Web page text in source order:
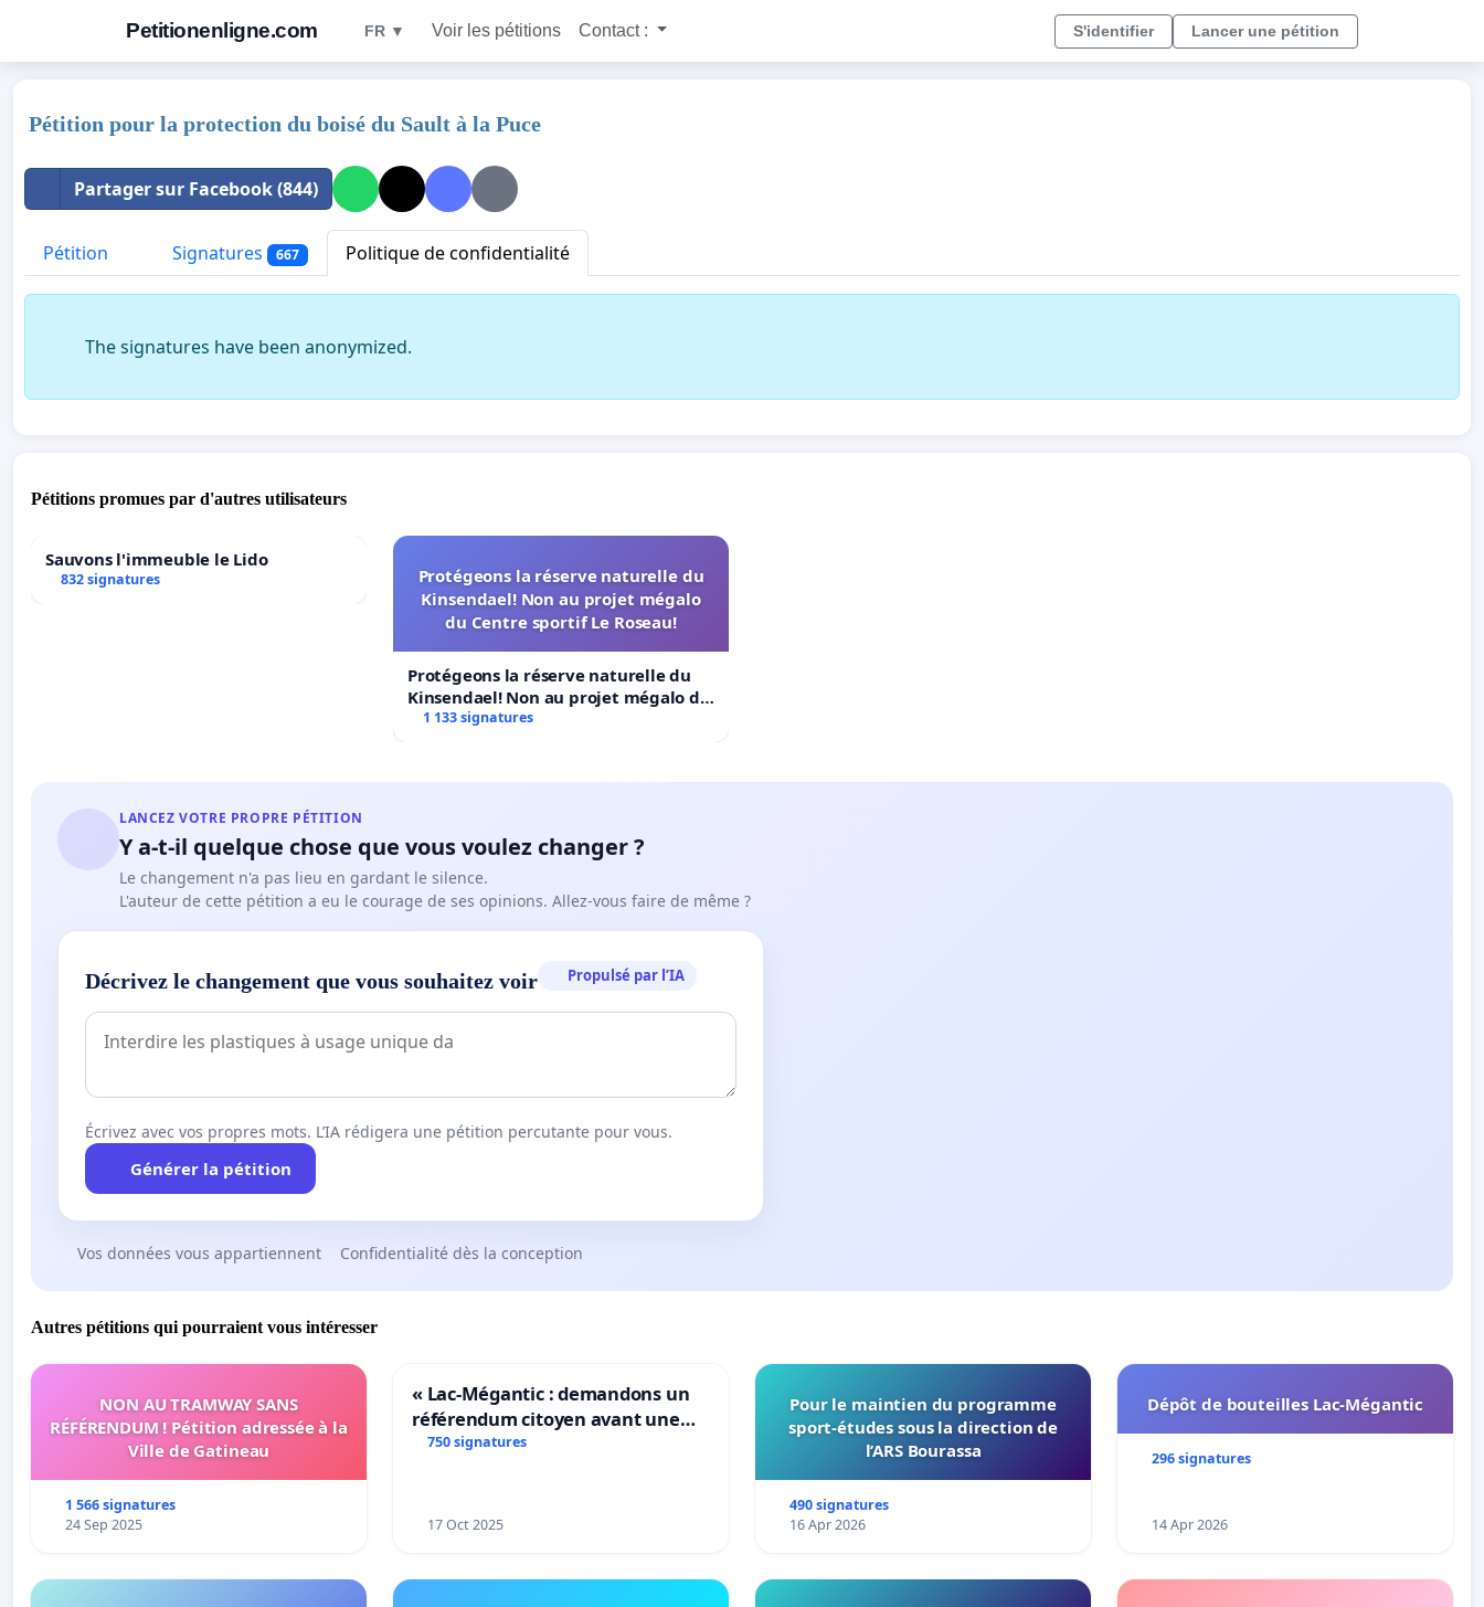
Petitionenligne.com FR ▼ Voir les pétitions Contact : S'identifier Lancer une pétition
Pétition pour la protection du boisé du Sault à la Puce
Partager sur Facebook (844)
Pétition Signatures 667 Politique de confidentialité
The signatures have been anonymized.
Pétitions promues par d'autres utilisateurs
Sauvons l'immeuble le Lido
832 signatures
Protégeons la réserve naturelle du
Kinsendael! Non au projet mégalo
du Centre sportif Le Roseau!
Protégeons la réserve naturelle du
Kinsendael! Non au projet mégalo du
Centre sportif Le Roseau!
1 133 signatures
LANCEZ VOTRE PROPRE PÉTITION
Y a-t-il quelque chose que vous voulez changer ?
Le changement n'a pas lieu en gardant le silence.
L'auteur de cette pétition a eu le courage de ses opinions. Allez-vous faire de même ?
Décrivez le changement que vous souhaitez voir Propulsé par l’IA
Écrivez avec vos propres mots. L’IA rédigera une pétition percutante pour vous.
Générer la pétition
Vos données vous appartiennent Confidentialité dès la conception
Autres pétitions qui pourraient vous intéresser
NON AU TRAMWAY SANS
RÉFÉRENDUM ! Pétition adressée à la
Ville de Gatineau
1 566 signatures
24 Sep 2025
« Lac-Mégantic : demandons un
référendum citoyen avant une
transformation irréversible de
750 signatures
17 Oct 2025
Pour le maintien du programme
sport-études sous la direction de
l’ARS Bourassa
490 signatures
16 Apr 2026
Dépôt de bouteilles Lac-Mégantic
296 signatures
14 Apr 2026